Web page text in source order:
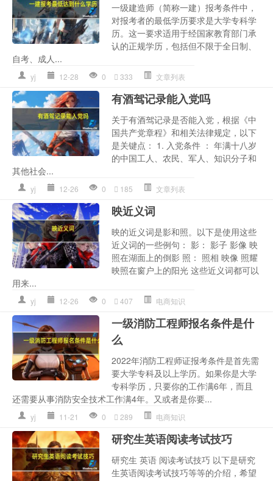
一级建造师（简称一建）报考条件中，
对报考者的最低学历要求是大学专科学
历。这一要求适用于经国家教育部门承
认的正规学历，包括但不限于全日制、
自考、成人...
yj 12-28 0 333 文章列表
有酒驾记录能入党吗
关于有酒驾记录是否能入党，根据《中
国共产党章程》和相关法律规定，以下
是关键点： 1. 入党条件 ： 年满十八岁
的中国工人、农民、军人、知识分子和
其他社会...
yj 12-26 0 185 文章列表
映近义词
映的近义词是影和照。以下是使用这些
近义词的一些例句： 影： 影子 影像 映
照在湖面上的倒影 照： 照相 映像 照耀
映照在窗户上的阳光 这些近义词都可以
用来...
yj 12-26 0 407 电商知识
一级消防工程师报名条件是什
么
2022年消防工程师证报考条件是首先需
要大学专科及以上学历。如果你是大学
专科学历，只要你的工作满6年，而且
还需要从事消防安全技术工作满4年。又或者是你要...
yj 11-21 0 289 电商知识
研究生英语阅读考试技巧
研究生 英语 阅读考试技巧 以下是研究
生英语阅读考试技巧等等的介绍，希望